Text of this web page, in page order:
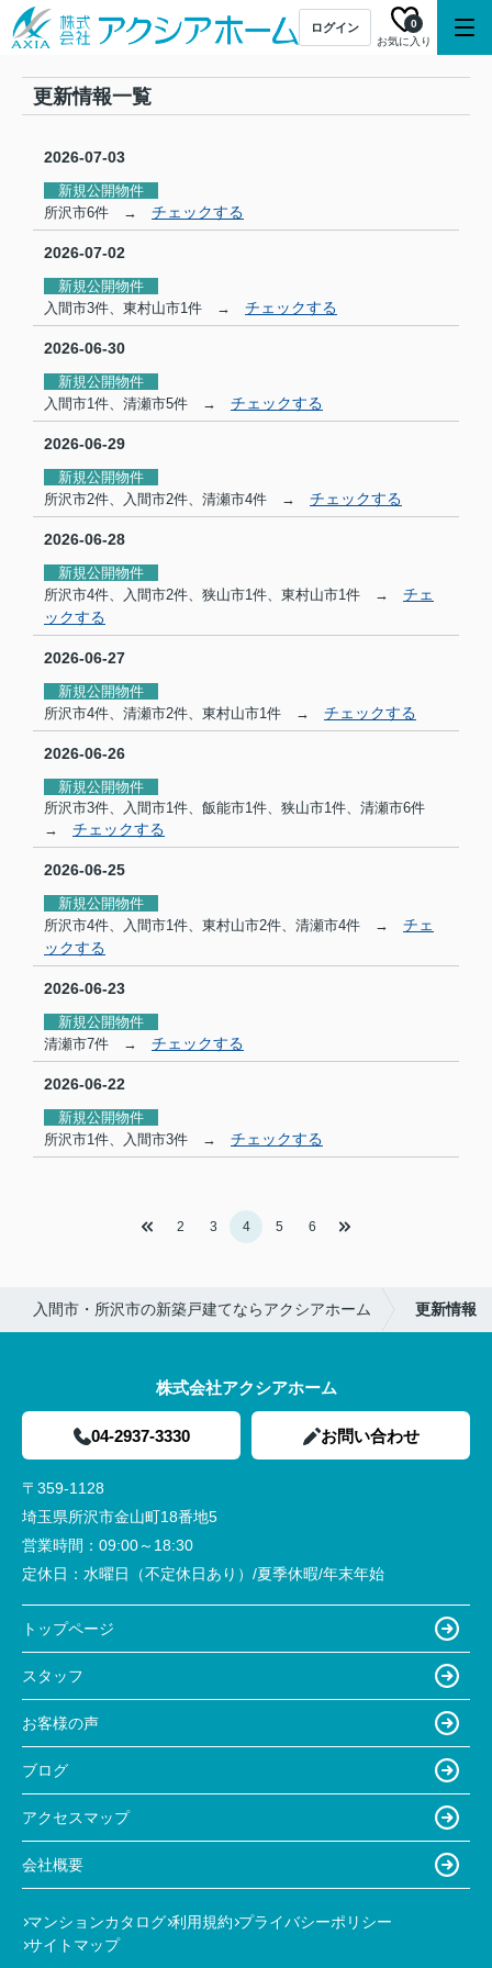
ログイン
お気に入り
0
更新情報一覧
2026-07-03
新規公開物件
所沢市6件 → チェックする
2026-07-02
新規公開物件
入間市3件、東村山市1件 → チェックする
2026-06-30
新規公開物件
入間市1件、清瀬市5件 → チェックする
2026-06-29
新規公開物件
所沢市2件、
入間市2件、清瀬市4件 → チェックする
2026-06-28
新規公開物件
所沢市4件、入間市2件、狭山市1件、東村山市1件 → チェ
ックする
2026-06-27
新規公開物件
所沢市4件、清瀬市2件、東村山市1件 → チェックする
2026-06-26
新規公開物件
所沢市3件、入間市1件、飯能市1件、狭山市1件、清瀬市6件
→ チェックする
2026-06-25
新規公開物件
所沢市4件、入間市1件、東村山市2件、清瀬市4件 → チェ
ックする
2026-06-23
新規公開物件
清瀬市7件 → チェックする
2026-06-22
新規公開物件
所沢市1件、入間市3件 → チェックする
2 3 4 5 6
入間市・所沢市の新築戸建てならアクシアホーム 更新情報
株式会社アクシアホーム
04-2937-3330 お問い合わせ
〒359-1128
埼玉県所沢市金山町18番地5
営業時間： 09:00～18:30
定休日： 水曜日（不定休日あり）/夏季休暇/年末年始
トップページ
スタッフ
お客様の声
ブログ
アクセスマップ
会社概要
マンションカタログ 利用規約 プライバシーポリシー
サイトマップ